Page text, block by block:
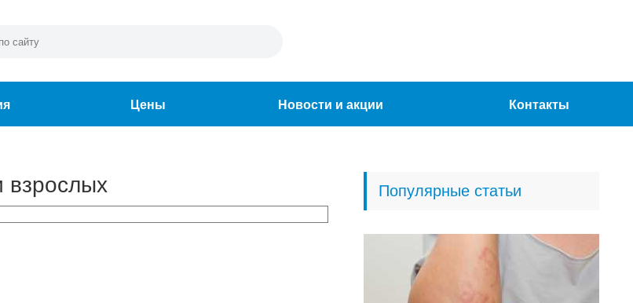
Цены Новости и акции Контакты
взрослых Популярные статьи